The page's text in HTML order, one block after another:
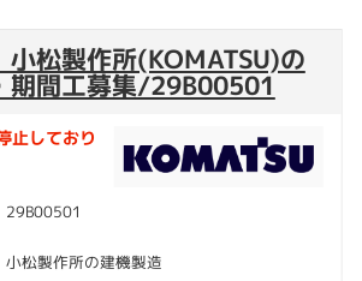
小松製作所(KOMATSU)の
期間工募集/29B00501
止しており
29B00501
小松製作所の建機製造